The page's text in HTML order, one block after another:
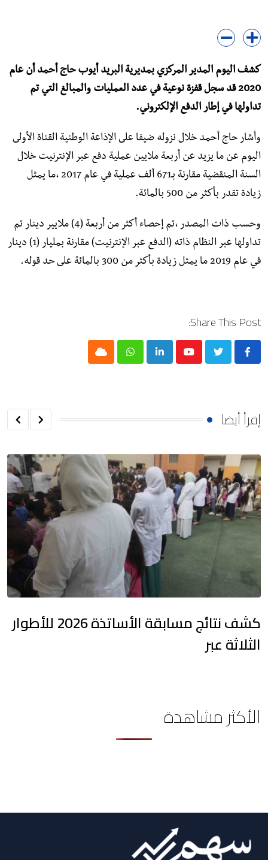
كشف اليوم المدير المركزي بمديرية البريد أيوب حاج أحمد أن عام
2020 قد سجل قفزة نوعية في عدد العمليات والمبالغ التي تم
تداولها في إطار الدفع الإلكتروني.
وأشار حاج أحمد خلال نزوله ضيفا على الإذاعة الوطنية القناة الأولى
اليوم عن ما يزيد عن أربعة ملايين عملية دفع عبر الإنترنيت خلال
السنة المنقضية مقارنة بـ671 ألف عملية في عام 2017 ،ما يمثل
زيادة تقدر بأكثر من 500 بالمائة.
وحسب ذات المصدر ،تم إحصاء أكثر من أربعة (4) ملايير دينار تم
تداولها عبر النظام ذاته (الدفع عبر الإنترنيت) مقارنة بمليار (1) دينار
في عام 2019 ما يمثل زيادة بأكثر من 300 بالمائة على حد قوله.
Share This Post:
Youtube
LinkedIn
Whatsapp
Cloud
إقرأ أيضا
كشف نتائج مسابقة الأساتذة 2026 للأطوار
الثلاثة عبر
الأكثر مشاهدة